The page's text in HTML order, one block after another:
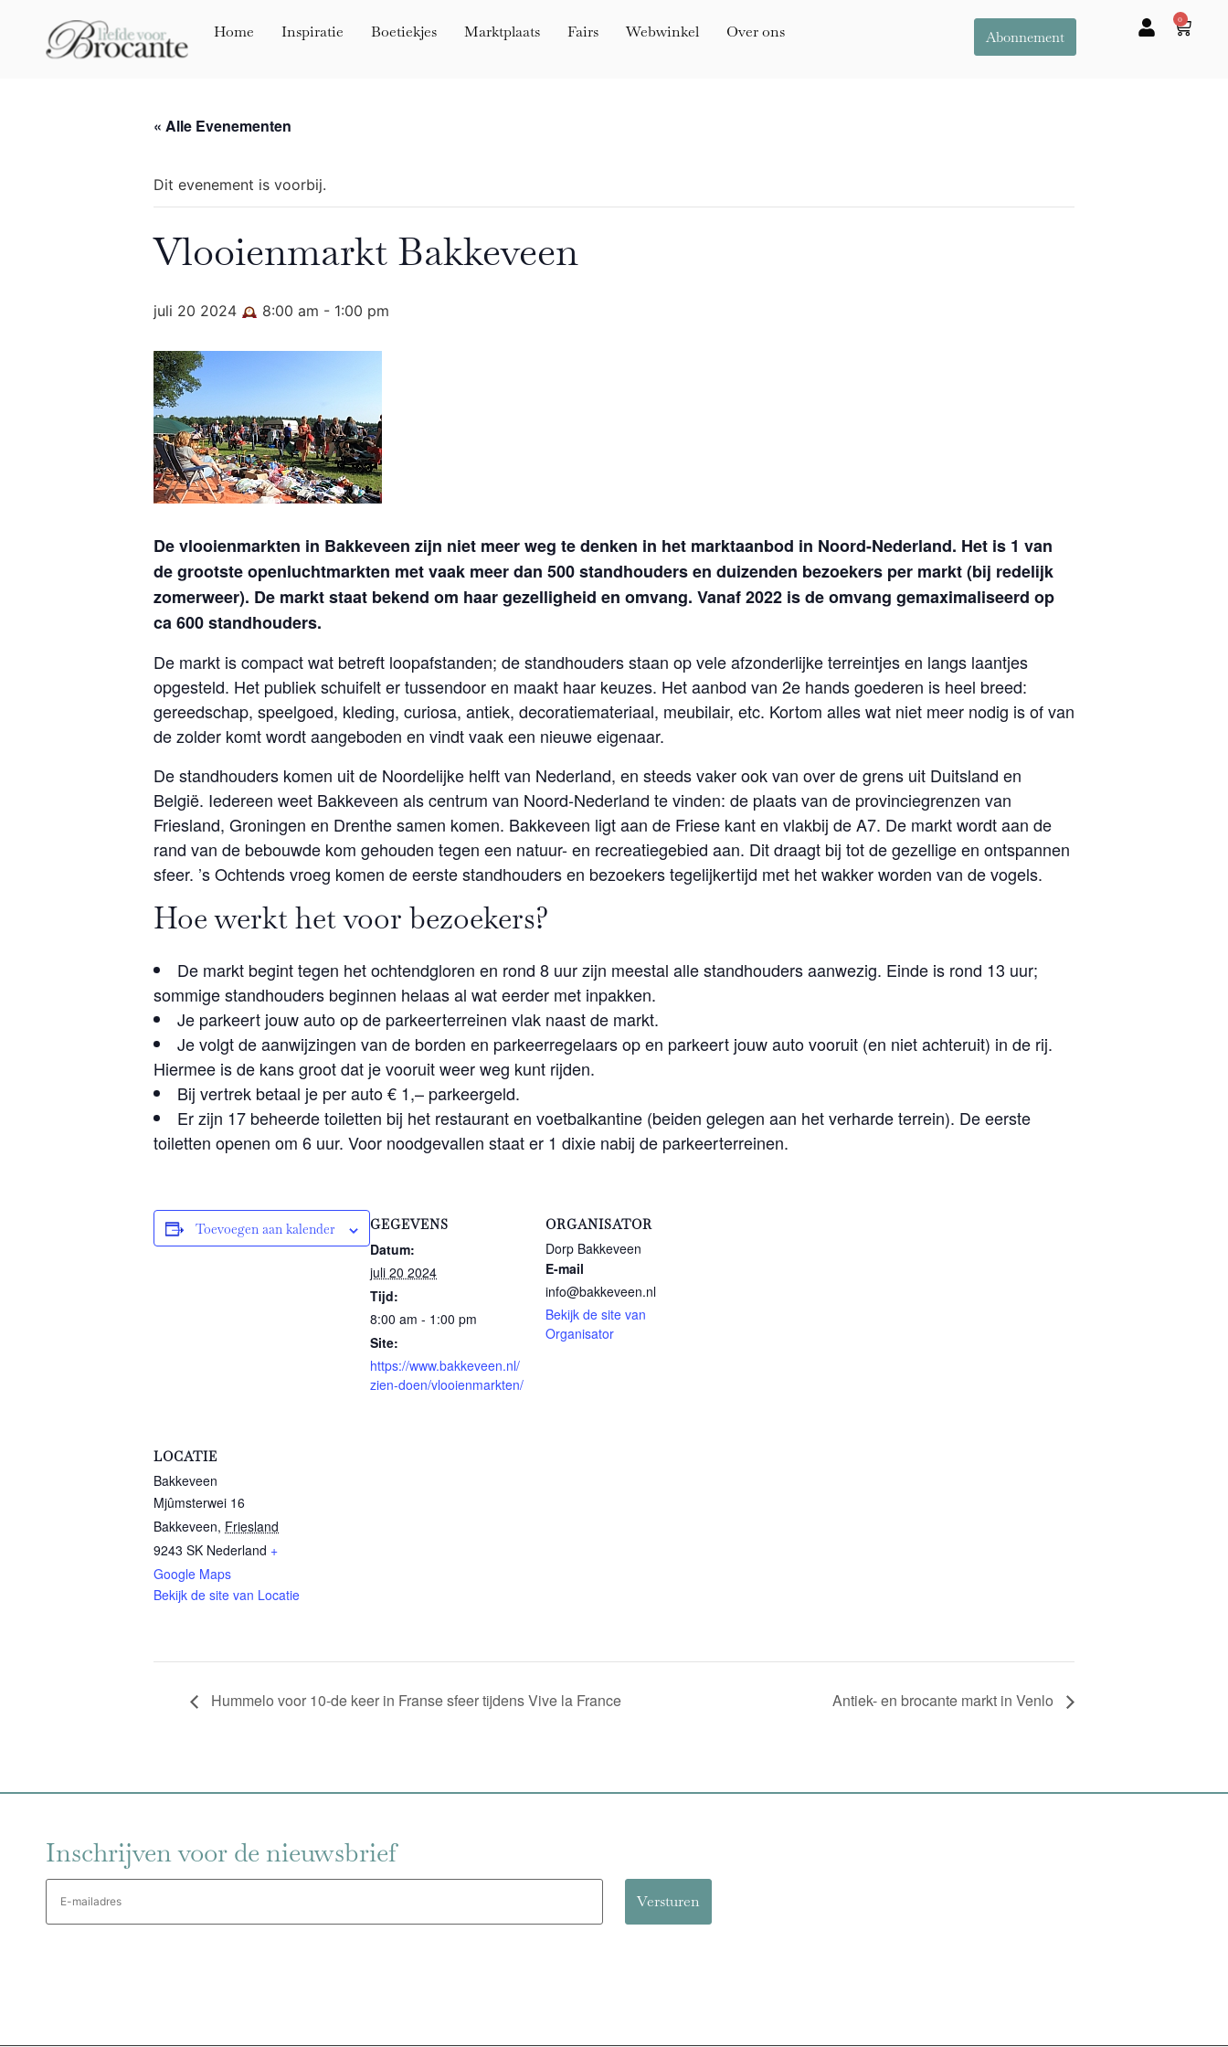
Home Inspiratie Boetiekjes Marktplaats Fairs Webwinkel Over ons Abonnement
0
« Alle Evenementen
Dit evenement is voorbij.
Vlooienmarkt Bakkeveen
juli 20 2024 8:00 am - 1:00 pm
De vlooienmarkten in Bakkeveen zijn niet meer weg te denken in het marktaanbod in Noord-Nederland. Het is 1 van
de grootste openluchtmarkten met vaak meer dan 500 standhouders en duizenden bezoekers per markt (bij redelijk
zomerweer). De markt staat bekend om haar gezelligheid en omvang. Vanaf 2022 is de omvang gemaximaliseerd op
ca 600 standhouders.
De markt is compact wat betreft loopafstanden; de standhouders staan op vele afzonderlijke terreintjes en langs laantjes
opgesteld. Het publiek schuifelt er tussendoor en maakt haar keuzes. Het aanbod van 2e hands goederen is heel breed:
gereedschap, speelgoed, kleding, curiosa, antiek, decoratiemateriaal, meubilair, etc. Kortom alles wat niet meer nodig is of van
de zolder komt wordt aangeboden en vindt vaak een nieuwe eigenaar.
De standhouders komen uit de Noordelijke helft van Nederland, en steeds vaker ook van over de grens uit Duitsland en
België. Iedereen weet Bakkeveen als centrum van Noord-Nederland te vinden: de plaats van de provinciegrenzen van
Friesland, Groningen en Drenthe samen komen. Bakkeveen ligt aan de Friese kant en vlakbij de A7. De markt wordt aan de
rand van de bebouwde kom gehouden tegen een natuur- en recreatiegebied aan. Dit draagt bij tot de gezellige en ontspannen
sfeer. ’s Ochtends vroeg komen de eerste standhouders en bezoekers tegelijkertijd met het wakker worden van de vogels.
Hoe werkt het voor bezoekers?
De markt begint tegen het ochtendgloren en rond 8 uur zijn meestal alle standhouders aanwezig. Einde is rond 13 uur;
sommige standhouders beginnen helaas al wat eerder met inpakken.
Je parkeert jouw auto op de parkeerterreinen vlak naast de markt.
Je volgt de aanwijzingen van de borden en parkeerregelaars op en parkeert jouw auto vooruit (en niet achteruit) in de rij.
Hiermee is de kans groot dat je vooruit weer weg kunt rijden.
Bij vertrek betaal je per auto € 1,– parkeergeld.
Er zijn 17 beheerde toiletten bij het restaurant en voetbalkantine (beiden gelegen aan het verharde terrein). De eerste
toiletten openen om 6 uur. Voor noodgevallen staat er 1 dixie nabij de parkeerterreinen.
Toevoegen aan kalender GEGEVENS
Datum:
juli 20 2024
Tijd:
8:00 am - 1:00 pm
Site:
https://www.bakkeveen.nl/
zien-doen/vlooienmarkten/
ORGANISATOR
Dorp Bakkeveen
E-mail
info@bakkeveen.nl
Bekijk de site van
Organisator
LOCATIE
Bakkeveen
Mjûmsterwei 16
Bakkeveen, Friesland
9243 SK Nederland +
Google Maps
Bekijk de site van Locatie
Hummelo voor 10-de keer in Franse sfeer tijdens Vive la France Antiek- en brocante markt in Venlo
Inschrijven voor de nieuwsbrief
E-
mailadres